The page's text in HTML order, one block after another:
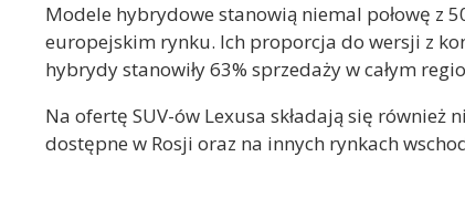
Modele hybrydowe stanowią niemal połowę z
europejskim rynku. Ich proporcja do wersji z
hybrydy stanowiły 63% sprzedaży w całym
Na ofertę SUV-ów Lexusa składają się
dostępne w Rosji oraz na innych rynkach